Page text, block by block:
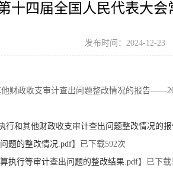
十四届全国人民代表大
发布时间：2024-12-23
财政收支审计查出问题整改情况的报告
行和其他财政收支审计查出问题整改情况的
题的整改情况.pdf】已下载592次
执行等审计查出问题的整改结果.pdf】已下载